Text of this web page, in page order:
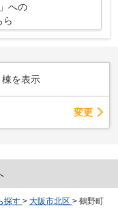
への
ら
棟を表示
変更
探す > 大阪市北区 > 鶴野町